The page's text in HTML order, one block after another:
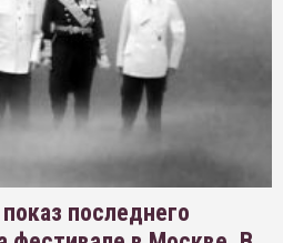
последнего